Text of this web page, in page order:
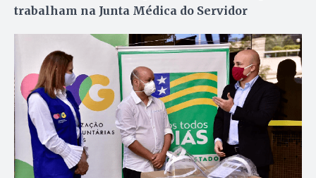
trabalham na Junta Médica do Servidor